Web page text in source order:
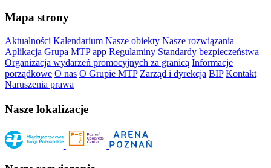
Mapa strony
Aktualności Kalendarium Nasze obiekty Nasze rozwiązania
Aplikacja Grupa MTP app Regulaminy Standardy bezpieczeństwa
Organizacja wydarzeń promocyjnych za granicą Informacje
porządkowe O nas O Grupie MTP Zarząd i dyrekcja BIP Kontakt
Naruszenia prawa
Nasze lokalizacje